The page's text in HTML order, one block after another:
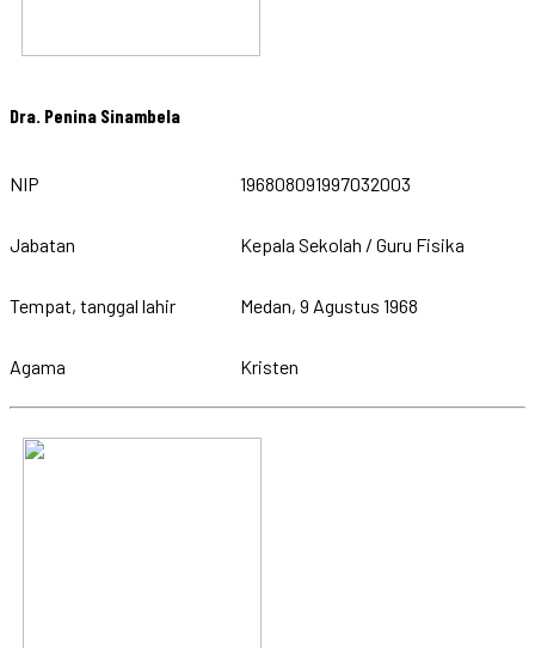
Dra. Penina Sinambela
NIP 196808091997032003
Jabatan Kepala Sekolah / Guru Fisika
Tempat, tanggal lahir Medan, 9 Agustus 1968
Agama Kristen